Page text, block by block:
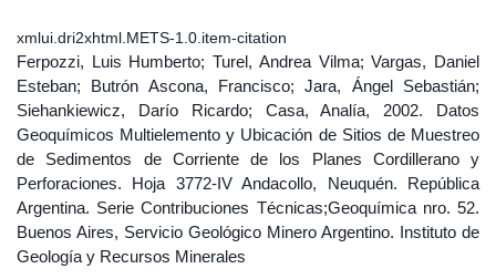
xmlui.dri2xhtml.METS-1.0.item-citation
Ferpozzi, Luis Humberto; Turel, Andrea Vilma; Vargas, Daniel
Esteban; Butrón Ascona, Francisco; Jara, Ángel Sebastián;
Siehankiewicz, Darío Ricardo; Casa, Analía, 2002. Datos
Geoquímicos Multielemento y Ubicación de Sitios de Muestreo
de Sedimentos de Corriente de los Planes Cordillerano y
Perforaciones. Hoja 3772-IV Andacollo, Neuquén. República
Argentina. Serie Contribuciones Técnicas;Geoquímica nro. 52.
Buenos Aires, Servicio Geológico Minero Argentino. Instituto de
Geología y Recursos Minerales